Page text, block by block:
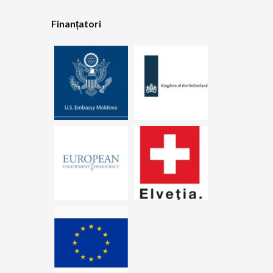
Finanțatori